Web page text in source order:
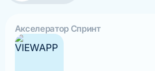
Акселератор Спринт